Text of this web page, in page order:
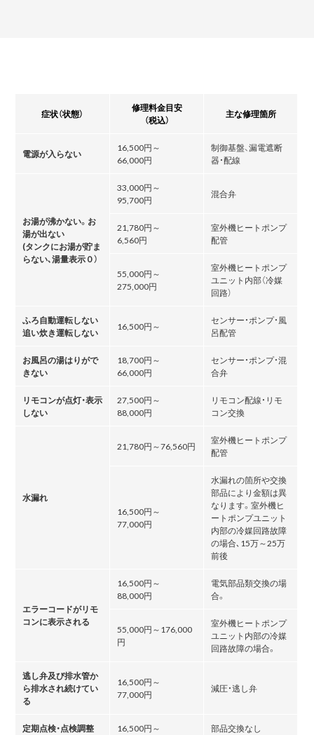
症状（状態）
修理料金目安
（税込）
主な修理箇所
電源が入らない
16,500円～
66,000円
制御基盤、漏電遮断
器・配線
お湯が沸かない。お
湯が出ない
(タンクにお湯が貯ま
らない､湯量表示０）
33,000円～
95,700円
混合弁
21,780円～
6,560円
室外機ヒートポンプ
配管
55,000円～
275,000円
室外機ヒートポンプ
ユニット内部（冷媒
回路）
ふろ自動運転しない
追い炊き運転しない
16,500円～
センサー・ポンプ・風
呂配管
お風呂の湯はりがで
きない
18,700円～
66,000円
センサー・ポンプ・混
合弁
リモコンが点灯・表示
しない
27,500円～
88,000円
リモコン配線・リモ
コン交換
水漏れ
21,780円～76,560円
室外機ヒートポンプ
配管
16,500円～
77,000円
水漏れの箇所や交換
部品により金額は異
なります。室外機ヒ
ートポンプユニット
内部の冷媒回路故障
の場合､15万～25万
前後
エラーコードがリモ
コンに表示される
16,500円～
88,000円
電気部品類交換の場
合。
55,000円～176,000
円
室外機ヒートポンプ
ユニット内部の冷媒
回路故障の場合。
逃し弁及び排水管か
ら排水され続けてい
る
16,500円～
77,000円
減圧・逃し弁
定期点検・点検調整 16,500円～ 部品交換なし